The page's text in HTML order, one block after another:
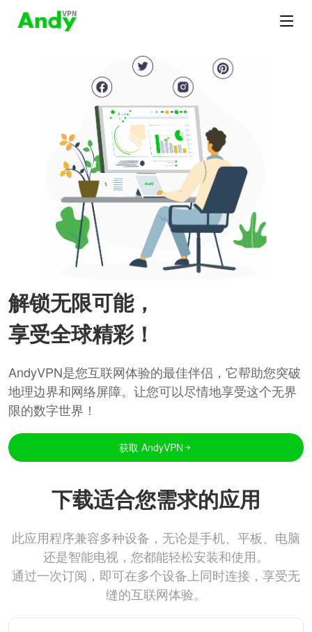
解锁无限可能，
享受全球精彩！
AndyVPN是您互联网体验的最佳伴侣，它帮助您突破
地理边界和网络屏障。让您可以尽情地享受这个无界
限的数字世界！
获取 AndyVPN
下载适合您需求的应用
此应用程序兼容多种设备，无论是手机、平板、电脑
还是智能电视，您都能轻松安装和使用。
通过一次订阅，即可在多个设备上同时连接，享受无
缝的互联网体验。